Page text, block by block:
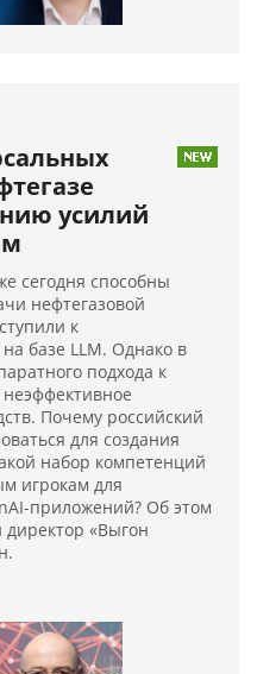
усилий
сегодня способны
нефтегазовой
к
базе LLM. Однако в
подхода к
Почему российский
для создания
набор компетенций
игрокам для
приложений? Об этом
«Выгон